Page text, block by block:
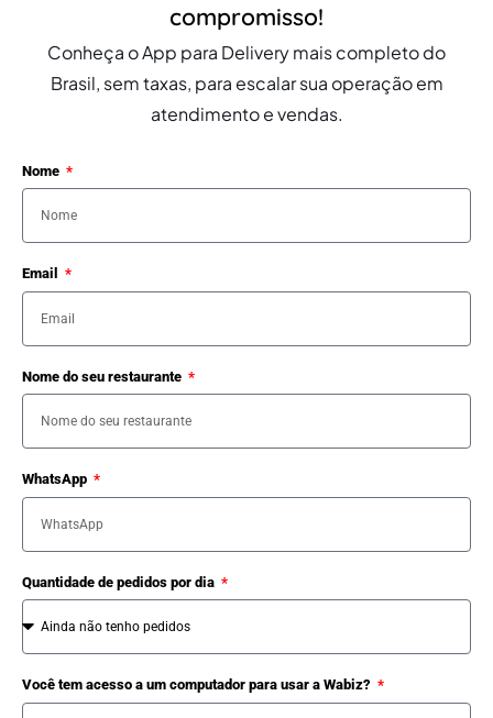
compromisso!
Conheça o App para Delivery mais completo do
Brasil, sem taxas, para escalar sua operação em
atendimento e vendas.
Nome
Email
Nome do seu restaurante
WhatsApp
Quantidade de pedidos por dia
Você tem acesso a um computador para usar a Wabiz?